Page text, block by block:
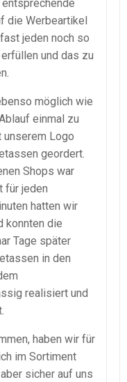
die Werbeartikel
jeden noch so
und das zu
möglich wie
einmal zu
unserem Logo
geordert.
Shops war
für jeden
hatten wir
konnten die
Tage später
in den
realisiert und
haben wir für
im Sortiment
sicher auf uns